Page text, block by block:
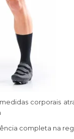
corporais
completa na